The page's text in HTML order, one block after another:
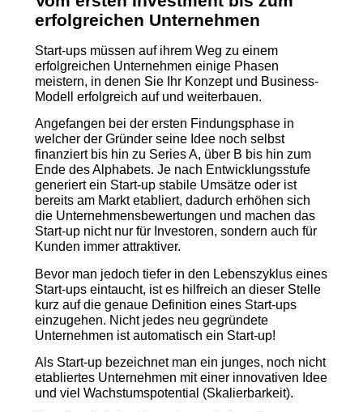
erfolgreichen Unternehmen
Start-ups müssen auf ihrem Weg zu einem
erfolgreichen Unternehmen einige Phasen
meistern, in denen Sie Ihr Konzept und Business-
Modell erfolgreich auf und weiterbauen.
Angefangen bei der ersten Findungsphase in
welcher der Gründer seine Idee noch selbst
finanziert bis hin zu Series A, über B bis hin zum
Ende des Alphabets. Je nach Entwicklungsstufe
generiert ein Start-up stabile Umsätze oder ist
bereits am Markt etabliert, dadurch erhöhen sich
die Unternehmensbewertungen und machen das
Start-up nicht nur für Investoren, sondern auch für
Kunden immer attraktiver.
Bevor man jedoch tiefer in den Lebenszyklus eines
Start-ups eintaucht, ist es hilfreich an dieser Stelle
kurz auf die genaue Definition eines Start-ups
einzugehen. Nicht jedes neu gegründete
Unternehmen ist automatisch ein Start-up!
Als Start-up bezeichnet man ein junges, noch nicht
etabliertes Unternehmen mit einer innovativen Idee
und viel Wachstumspotential (Skalierbarkeit).